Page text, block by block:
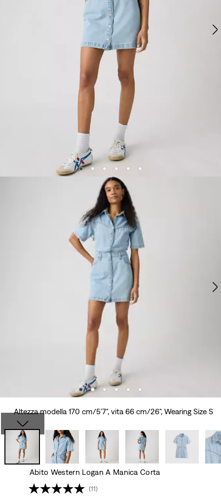
Altezza modella 170 cm/5'7", vita 66 cm/26", Wearing Size S
Abito Western Logan A Manica Corta
(11)